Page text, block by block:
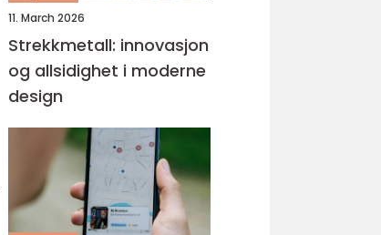
11. March 2026
Strekkmetall: innovasjon
og allsidighet i moderne
design